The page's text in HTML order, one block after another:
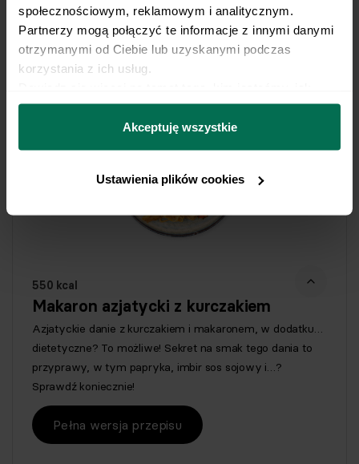
społecznościowym, reklamowym i analitycznym.
Partnerzy mogą połączyć te informacje z innymi danymi
otrzymanymi od Ciebie lub uzyskanymi podczas
korzystania z ich usług.
można się z nami skontaktować i w jaki sposób
przetwarzamy dane osobowe w ramach
prywatności.
Akceptuję wszystkie
Ustawienia plików cookies
Pełna wersja przepisu
550 kcal
Makaron azjatycki z kurczakiem
Azjatyckie danie z kurczakiem i makaronem, w dodatku…
dietetyczne? To możliwe! Sekret na smak tego dania to
przyprawy, w tym papryka, imbir sos sojowy i…?
Sprawdź koniecznie!
Pełna wersja przepisu